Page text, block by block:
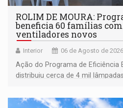
ROLIM DE MOURA:
beneficia 60 famílias
ventiladores novos
Interior 06 de Agosto de
Ação do Programa de Eficiência
distribuiu cerca de 4 mil
comunidade